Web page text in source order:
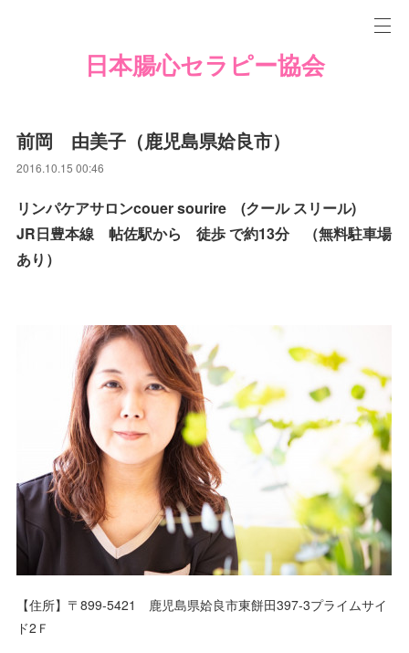
日本腸心セラピー協会
前岡 由美子（鹿児島県姶良市）
2016.10.15 00:46
リンパケアサロンcouer sourire (クール スリール)
JR日豊本線 帖佐駅から 徒歩 で約13分 （無料駐車場
あり）
【住所】〒899-5421 鹿児島県姶良市東餅田397-3プライムサイ
ド2Ｆ